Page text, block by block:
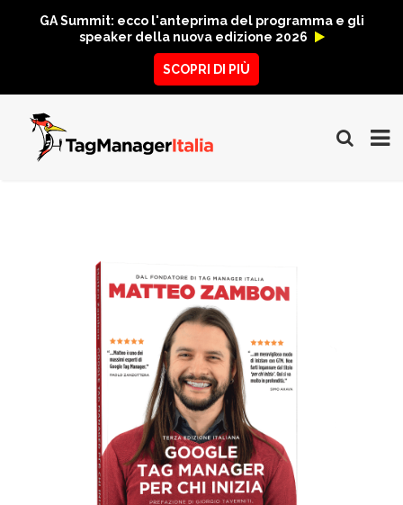
GA Summit: ecco l'anteprima del programma e gli
speaker della nuova edizione 2026
SCOPRI DI PIÙ